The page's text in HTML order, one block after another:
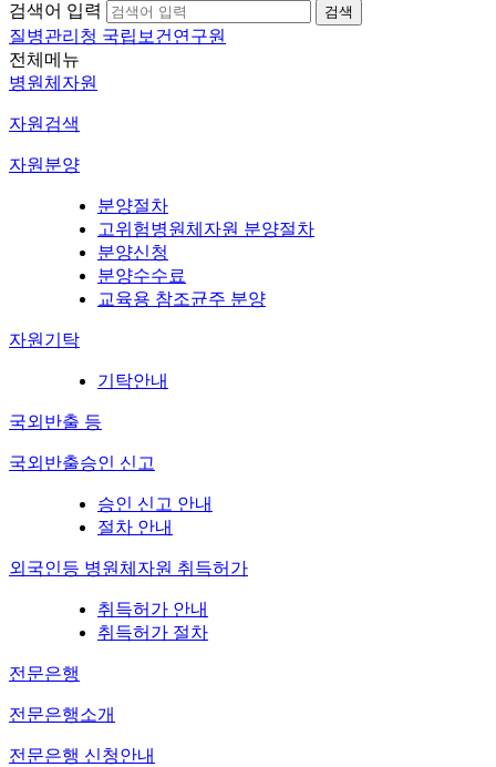
검색어 입력
질병관리청 국립보건연구원
전체메뉴
병원체자원
자원검색
자원분양
분양절차
고위험병원체자원 분양절차
분양신청
분양수수료
교육용 참조균주 분양
자원기탁
기탁안내
국외반출 등
국외반출승인 신고
승인 신고 안내
절차 안내
외국인등 병원체자원 취득허가
취득허가 안내
취득허가 절차
전문은행
전문은행소개
전문은행 신청안내